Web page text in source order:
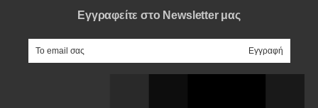
Εγγραφείτε στο Newsletter μας
e-mail